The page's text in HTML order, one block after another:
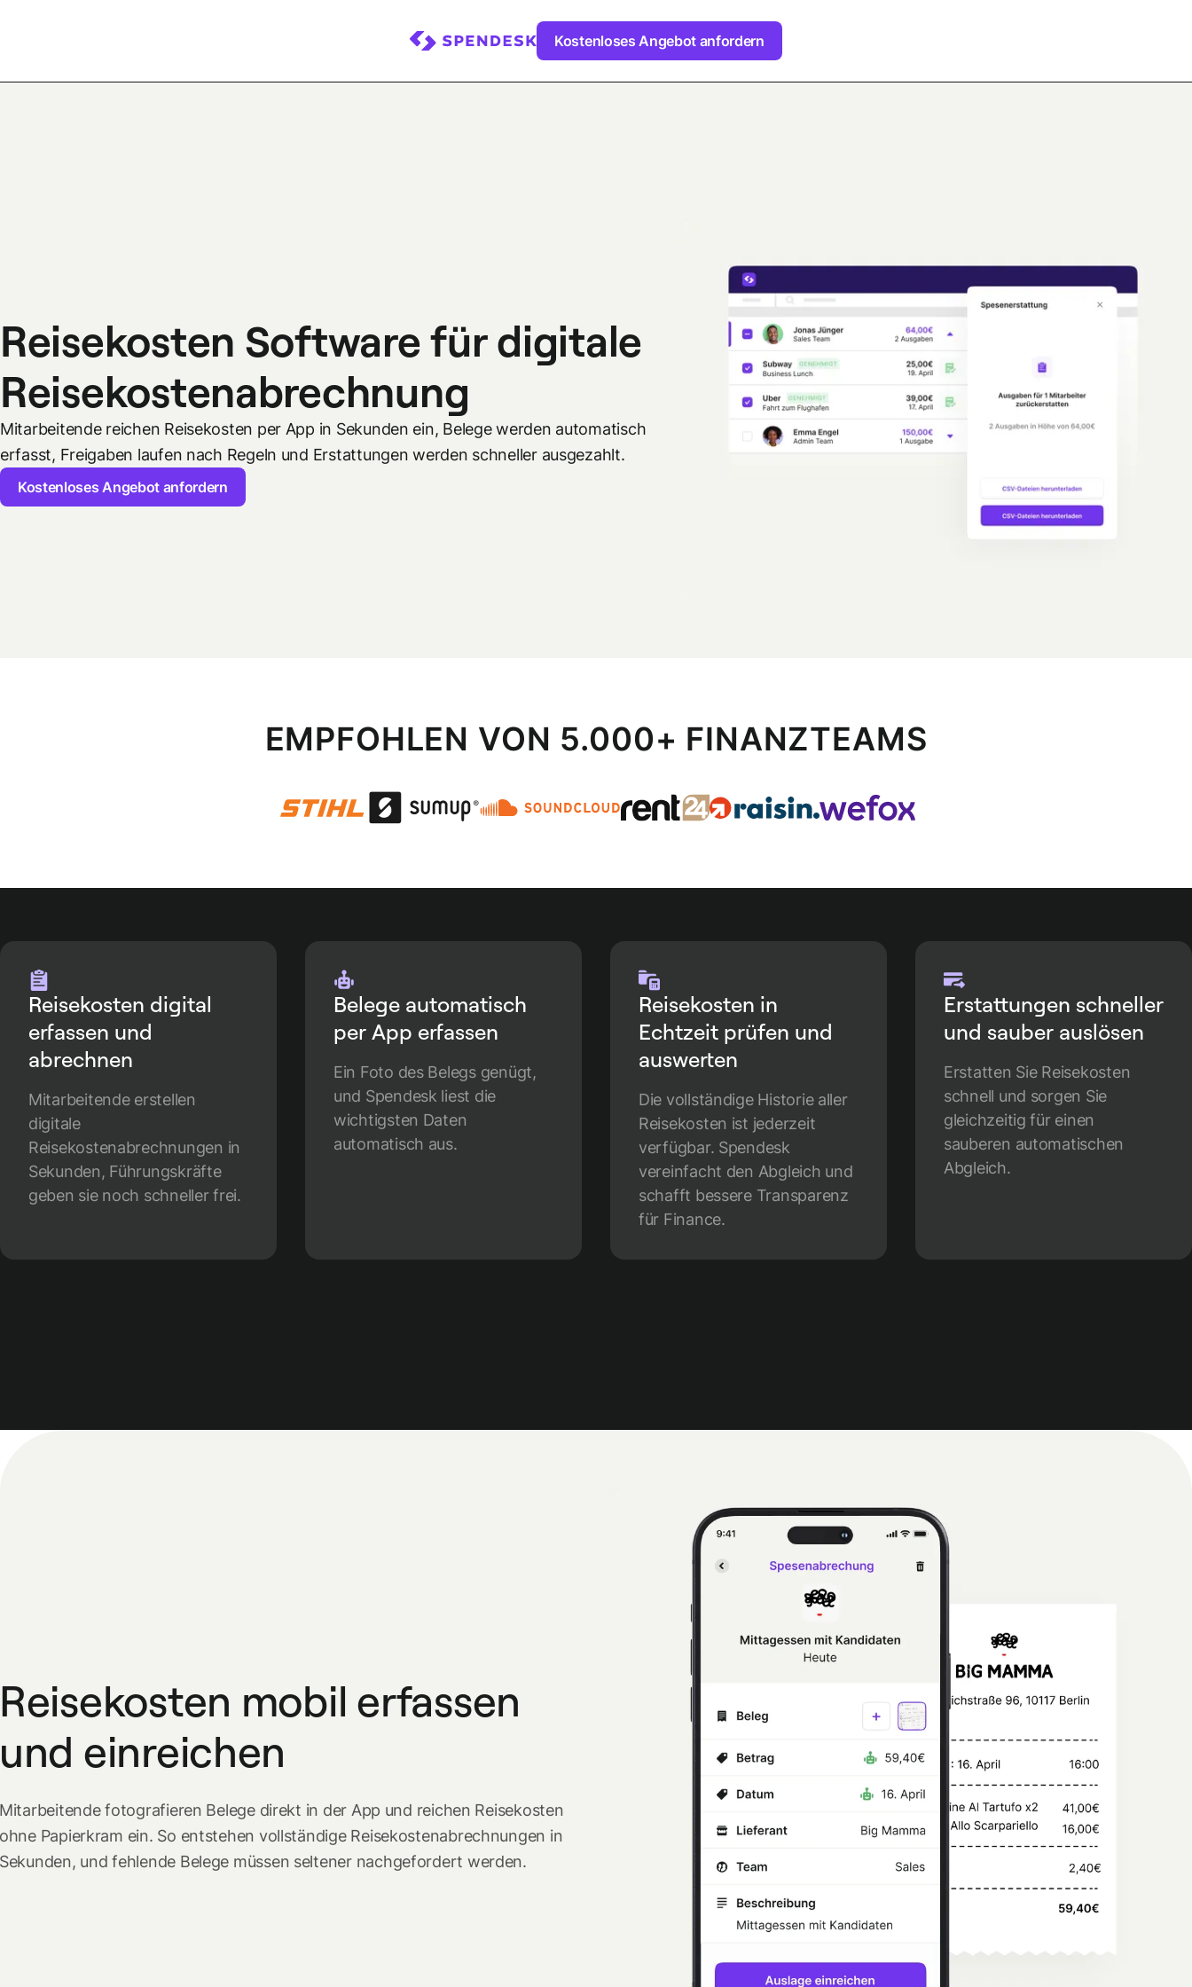
Kostenloses Angebot anfordern
Reisekosten Software für digitale
Reisekostenabrechnung
Mitarbeitende reichen Reisekosten per App in Sekunden ein, Belege werden automatisch
erfasst, Freigaben laufen nach Regeln und Erstattungen werden schneller ausgezahlt.
Kostenloses Angebot anfordern
EMPFOHLEN VON 5.000+ FINANZTEAMS
Reisekosten digital
erfassen und
abrechnen
Mitarbeitende erstellen
digitale
Reisekostenabrechnungen in
Sekunden, Führungskräfte
geben sie noch schneller frei.
Belege automatisch
per App erfassen
Ein Foto des Belegs genügt,
und Spendesk liest die
wichtigsten Daten
automatisch aus.
Reisekosten in
Echtzeit prüfen und
auswerten
Die vollständige Historie aller
Reisekosten ist jederzeit
verfügbar. Spendesk
vereinfacht den Abgleich und
schafft bessere Transparenz
für Finance.
Erstattungen schneller
und sauber auslösen
Erstatten Sie Reisekosten
schnell und sorgen Sie
gleichzeitig für einen
sauberen automatischen
Abgleich.
Reisekosten mobil erfassen
und einreichen
Mitarbeitende fotografieren Belege direkt in der App und reichen Reisekosten
ohne Papierkram ein. So entstehen vollständige Reisekostenabrechnungen in
Sekunden, und fehlende Belege müssen seltener nachgefordert werden.